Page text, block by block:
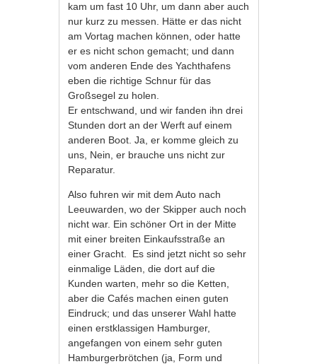
kam um fast 10 Uhr, um dann aber auch
nur kurz zu messen. Hätte er das nicht
am Vortag machen können, oder hatte
er es nicht schon gemacht; und dann
vom anderen Ende des Yachthafens
eben die richtige Schnur für das
Großsegel zu holen.
Er entschwand, und wir fanden ihn drei
Stunden dort an der Werft auf einem
anderen Boot. Ja, er komme gleich zu
uns, Nein, er brauche uns nicht zur
Reparatur.
Also fuhren wir mit dem Auto nach
Leeuwarden, wo der Skipper auch noch
nicht war. Ein schöner Ort in der Mitte
mit einer breiten Einkaufsstraße an
einer Gracht. Es sind jetzt nicht so sehr
einmalige Läden, die dort auf die
Kunden warten, mehr so die Ketten,
aber die Cafés machen einen guten
Eindruck; und das unserer Wahl hatte
einen erstklassigen Hamburger,
angefangen von einem sehr guten
Hamburgerbrötchen (ja, Form und